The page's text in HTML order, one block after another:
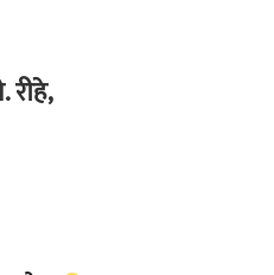
रीहे,